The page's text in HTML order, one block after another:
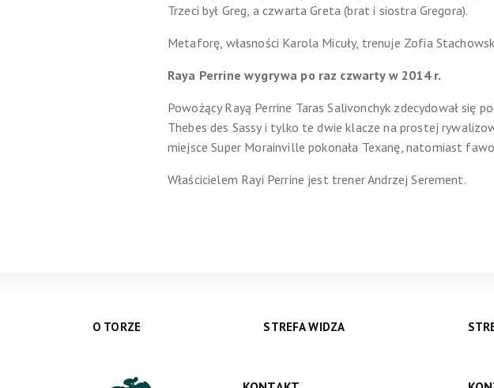
Trzeci był Greg, a czwarta Greta (brat i siostra Gregora).
Metaforę, własności Karola Micuły, trenuje Zofia
Raya Perrine wygrywa po raz czwarty w 2014 r.
Powożący Rayą Perrine Taras Salivonchyk zdecydował się
Thebes des Sassy i tylko te dwie klacze na prostej
miejsce Super Morainville pokonała Texanę, natomiast
Właścicielem Rayi Perrine jest trener Andrzej Serement.
O TORZE STREFA WIDZA